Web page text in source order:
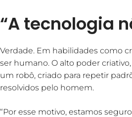
“A tecnologia
Verdade. Em habilidades como
ser humano. O alto poder
um robô, criado para repetir
resolvidos pelo homem.
“Por esse motivo, estamos